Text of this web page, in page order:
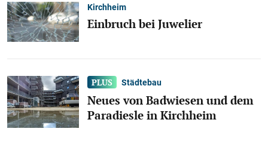
Kirchheim
Einbruch bei Juwelier
Städtebau
Neues von Badwiesen und dem
Paradiesle in Kirchheim